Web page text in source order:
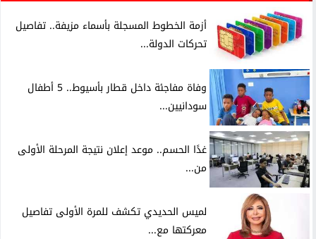
أزمة الخطوط المسجلة بأسماء مزيفة.. تفاصيل
تحركات الدولة...
وفاة مفاجئة داخل قطار بأسيوط.. 5 أطفال
سودانيين...
غدًا الحسم.. موعد إعلان نتيجة المرحلة الأولى
من...
لميس الحديدي تكشف للمرة الأولى تفاصيل
معركتها مع...